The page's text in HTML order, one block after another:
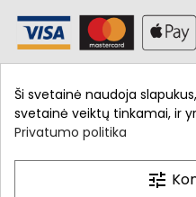
Informacija
Ši svetainė naudoja
svetainė veiktų tinkamai, ir
Privatumo politika
tune